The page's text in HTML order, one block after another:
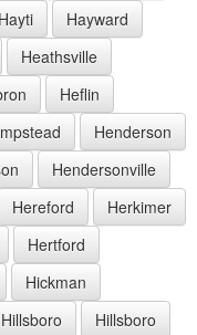
Hayti
Hayward
Heathsville
Heflin
Henderson
Hendersonville
Hereford
Herkimer
Hertford
Hickman
Hillsboro
Hillsboro